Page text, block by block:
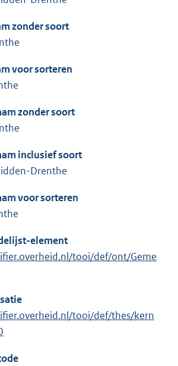
zonder soort
voor sorteren
zonder soort
inclusief soort
Drenthe
voor sorteren
element
tooi/def/ont/Geme
tooi/def/thes/kern